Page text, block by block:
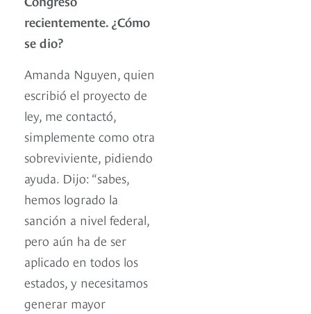
recientemente. ¿Cómo
se dio?
Amanda Nguyen, quien
escribió el proyecto de
ley, me contactó,
simplemente como otra
sobreviviente, pidiendo
ayuda. Dijo: “sabes,
hemos logrado la
sanción a nivel federal,
pero aún ha de ser
aplicado en todos los
estados, y necesitamos
generar mayor